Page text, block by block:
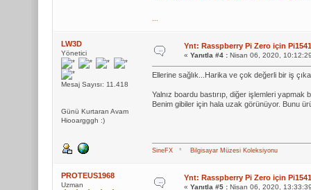
...
LW3D
Yönetici
Mesaj Sayısı: 11.418
Günü Kurtaran Avam
Hiooargggh :)
Ynt: Rasspberry Pi Zero için
« Yanıtla #4 :Nisan 06, 2020,
Ellerine sağlık...Harika ve çok değerli bir iş
Yalnız boardu bastırıp, diğer işlemleri
Benim gibiler için hala uzak görünüyor. Bunu
SineFX* Bilgisayar Müzesi Koleksiyonu
PROTEUS1968
Uzman
Ynt: Rasspberry Pi Zero için
« Yanıtla #5 :Nisan 06, 2020,